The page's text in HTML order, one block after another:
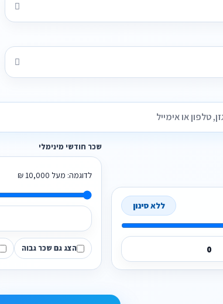
ללא סינון
שכר חודשי מינימלי
לדוגמה: מעל 10,000 ₪
הצג גם שכר גבוה